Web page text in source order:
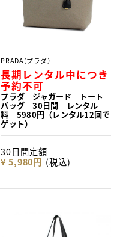
PRADA(プラダ）
長期レンタル中につき
予約不可
プラダ ジャガード トート
バッグ 30日間 レンタル
料 5980円（レンタル12回で
ゲット）
30日間定額
¥ 5,980円 (税込)